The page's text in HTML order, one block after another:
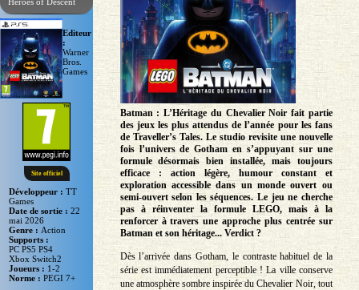
Site officiel
Editeur
:
Warner
Bros.
Games
Développeur :TT
Games
Date de sortie :22
mai 2026
Genre : Action
Supports :
PC PS5 PS4
Xbox Switch2
Joueurs : 1-2
Norme :PEGI 7+
Batman : L’Héritage du Chevalier Noir fait partie
des jeux les plus attendus de l’année pour les fans
de Traveller’s Tales. Le studio revisite une nouvelle
fois l’univers de Gotham en s’appuyant sur une
formule désormais bien installée, mais toujours
efficace : action légère, humour constant et
exploration accessible dans un monde ouvert ou
semi-ouvert selon les séquences. Le jeu ne cherche
pas à réinventer la formule LEGO, mais à la
renforcer à travers une approche plus centrée sur
Batman et son héritage... Verdict ?
Dès l’arrivée dans Gotham, le contraste habituel de la
série est immédiatement perceptible ! La ville conserve
une atmosphère sombre inspirée du Chevalier Noir, tout